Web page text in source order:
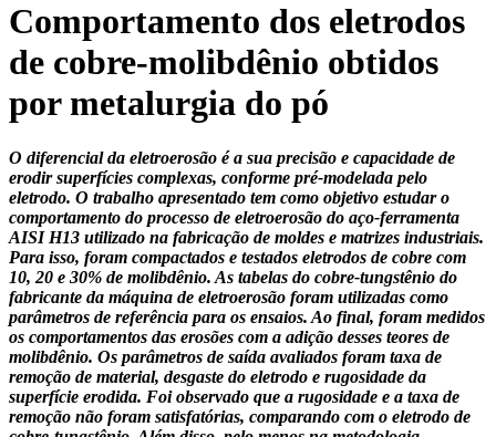
Comportamento dos eletrodos
de cobre-molibdênio obtidos
por metalurgia do pó
O diferencial da eletroerosão é a sua precisão e capacidade de
erodir superfícies complexas, conforme pré-modelada pelo
eletrodo. O trabalho apresentado tem como objetivo estudar o
comportamento do processo de eletroerosão do aço-ferramenta
AISI H13 utilizado na fabricação de moldes e matrizes industriais.
Para isso, foram compactados e testados eletrodos de cobre com
10, 20 e 30% de molibdênio. As tabelas do cobre-tungstênio do
fabricante da máquina de eletroerosão foram utilizadas como
parâmetros de referência para os ensaios. Ao final, foram medidos
os comportamentos das erosões com a adição desses teores de
molibdênio. Os parâmetros de saída avaliados foram taxa de
remoção de material, desgaste do eletrodo e rugosidade da
superfície erodida. Foi observado que a rugosidade e a taxa de
remoção não foram satisfatórias, comparando com o eletrodo de